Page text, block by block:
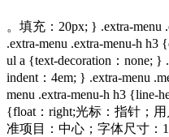
。填充：20px; } .extra-menu
.extra-menu .extra-menu-h
ul a {text-decoration：none; }
indent：4em; } .extra-menu
menu .extra-menu-h h3 {line-
{float：right;光标：指针；
准项目：中心；字体尺寸：